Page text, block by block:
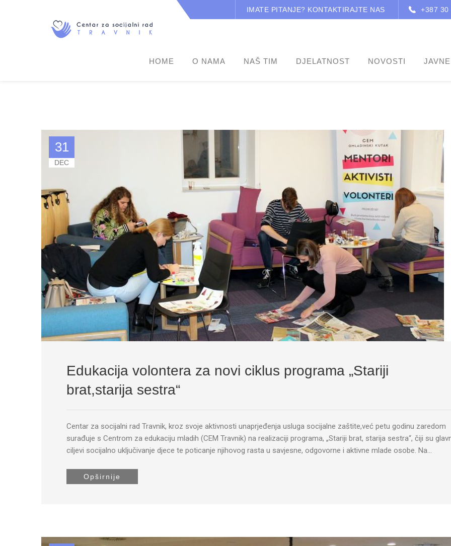
IMATE PITANJE? KONTAKTIRAJTE NAS +387 30
HOME O NAMA NAŠ TIM DJELATNOST NOVOSTI
31
DEC
Edukacija volontera za novi ciklus programa „Stariji
brat,starija sestra“
Centar za socijalni rad Travnik, kroz svoje aktivnosti unaprjeđenja usluga socijalne zaštite,već petu godinu zaredom
surađuje s Centrom za edukaciju mladih (CEM Travnik) na realizaciji programa, „Stariji brat, starija sestra“, čiji su
ciljevi socijalno uključivanje djece te poticanje njihovog rasta u savjesne, odgovorne i aktivne mlade osobe. Na…
Opširnije